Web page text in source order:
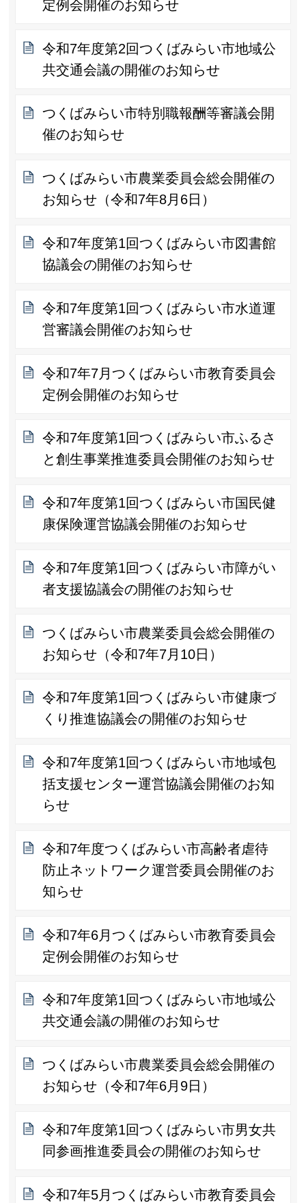
定例会開催のお知らせ
令和7年度第2回つくばみらい市地域公
共交通会議の開催のお知らせ
つくばみらい市特別職報酬等審議会開
催のお知らせ
つくばみらい市農業委員会総会開催の
お知らせ（令和7年8月6日）
令和7年度第1回つくばみらい市図書館
協議会の開催のお知らせ
令和7年度第1回つくばみらい市水道運
営審議会開催のお知らせ
令和7年7月つくばみらい市教育委員会
定例会開催のお知らせ
令和7年度第1回つくばみらい市ふるさ
と創生事業推進委員会開催のお知らせ
令和7年度第1回つくばみらい市国民健
康保険運営協議会開催のお知らせ
令和7年度第1回つくばみらい市障がい
者支援協議会の開催のお知らせ
つくばみらい市農業委員会総会開催の
お知らせ（令和7年7月10日）
令和7年度第1回つくばみらい市健康づ
くり推進協議会の開催のお知らせ
令和7年度第1回つくばみらい市地域包
括支援センター運営協議会開催のお知
らせ
令和7年度つくばみらい市高齢者虐待
防止ネットワーク運営委員会開催のお
知らせ
令和7年6月つくばみらい市教育委員会
定例会開催のお知らせ
令和7年度第1回つくばみらい市地域公
共交通会議の開催のお知らせ
つくばみらい市農業委員会総会開催の
お知らせ（令和7年6月9日）
令和7年度第1回つくばみらい市男女共
同参画推進委員会の開催のお知らせ
令和7年5月つくばみらい市教育委員会